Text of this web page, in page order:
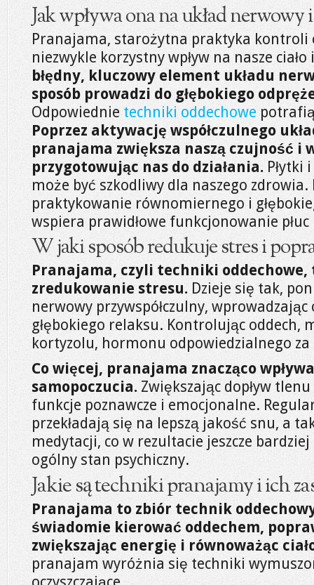
Jak wpływa ona na układ nerwowy
Pranajama, starożytna praktyka kontroli
niezwykle korzystny wpływ na nasze ciało
błędny, kluczowy element układu
sposób prowadzi do głębokiego
Odpowiednie techniki oddechowe
Poprzez aktywację współczulnego
pranajama zwiększa naszą czujność i
przygotowując nas do działania. Płytki
może być szkodliwy dla naszego
praktykowanie równomiernego i
wspiera prawidłowe funkcjonowanie
W jaki sposób redukuje stres i
Pranajama, czyli techniki oddechowe,
zredukowanie stresu. Dzieje się tak,
nerwowy przywspółczulny,
głębokiego relaksu. Kontrolując oddech,
kortyzolu, hormonu odpowiedzialnego
Co więcej, pranajama znacząco
samopoczucia. Zwiększając dopływ
funkcje poznawcze i emocjonalne.
przekładają się na lepszą jakość snu, a
medytacji, co w rezultacie jeszcze
ogólny stan psychiczny.
Jakie są techniki pranajamy i ich
Pranajama to zbiór technik
świadomie kierować oddechem,
zwiększając energię i równoważąc
pranajam wyróżnia się techniki